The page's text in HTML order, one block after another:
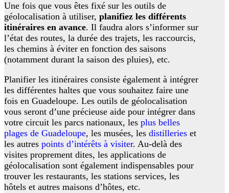
Une fois que vous êtes fixé sur les outils de
géolocalisation à utiliser, planifiez les différents
itinéraires en avance. Il faudra alors s’informer sur
l’état des routes, la durée des trajets, les raccourcis,
les chemins à éviter en fonction des saisons
(notamment durant la saison des pluies), etc.
Planifier les itinéraires consiste également à intégrer
les différentes haltes que vous souhaitez faire une
fois en Guadeloupe. Les outils de géolocalisation
vous seront d’une précieuse aide pour intégrer dans
votre circuit les parcs nationaux, les plus belles
plages de Guadeloupe, les musées, les distilleries et
les autres points d’intérêts à visiter. Au-delà des
visites proprement dites, les applications de
géolocalisation sont également indispensables pour
trouver les restaurants, les stations services, les
hôtels et autres maisons d’hôtes, etc.